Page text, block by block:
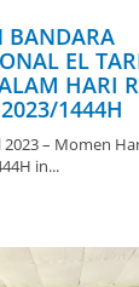
BANDARA
EL
HARI
1444H
– Momen
in...